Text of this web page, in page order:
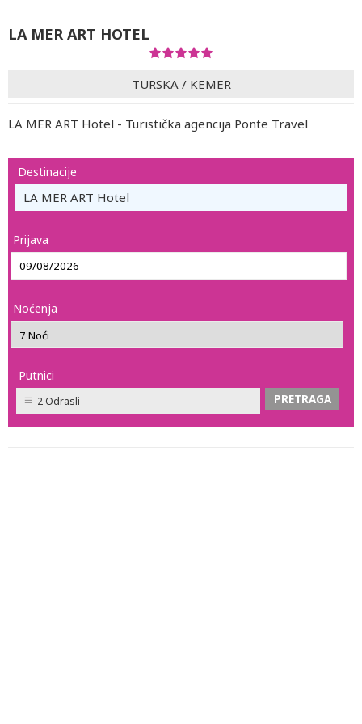
LA MER ART HOTEL
TURSKA / KEMER
LA MER ART Hotel - Turistička agencija Ponte Travel
Destinacije
LA MER ART Hotel
Prijava
Noćenja
Putnici
2 Odrasli